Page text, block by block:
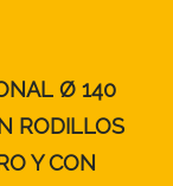
Ø 140
RODILLOS
Y CON